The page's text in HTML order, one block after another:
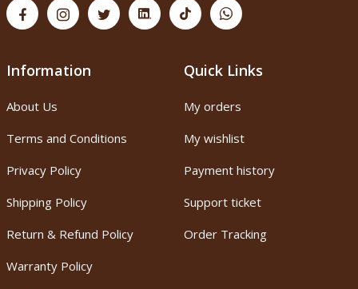
Information
About Us
Terms and Conditions
Privacy Policy
Shipping Policy
Return & Refund Policy
Warranty Policy
Quick Links
My orders
My wishlist
Payment history
Support ticket
Order Tracking